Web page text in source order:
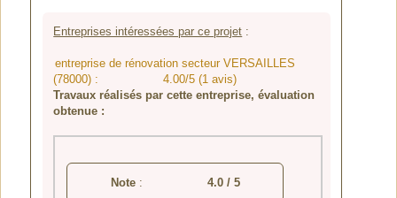
Entreprises intéressées par ce projet :
entreprise de rénovation secteur VERSAILLES
(78000) :
4.00/5 (1 avis)
Travaux réalisés par cette entreprise, évaluation
obtenue :
Note: 4.0/ 5